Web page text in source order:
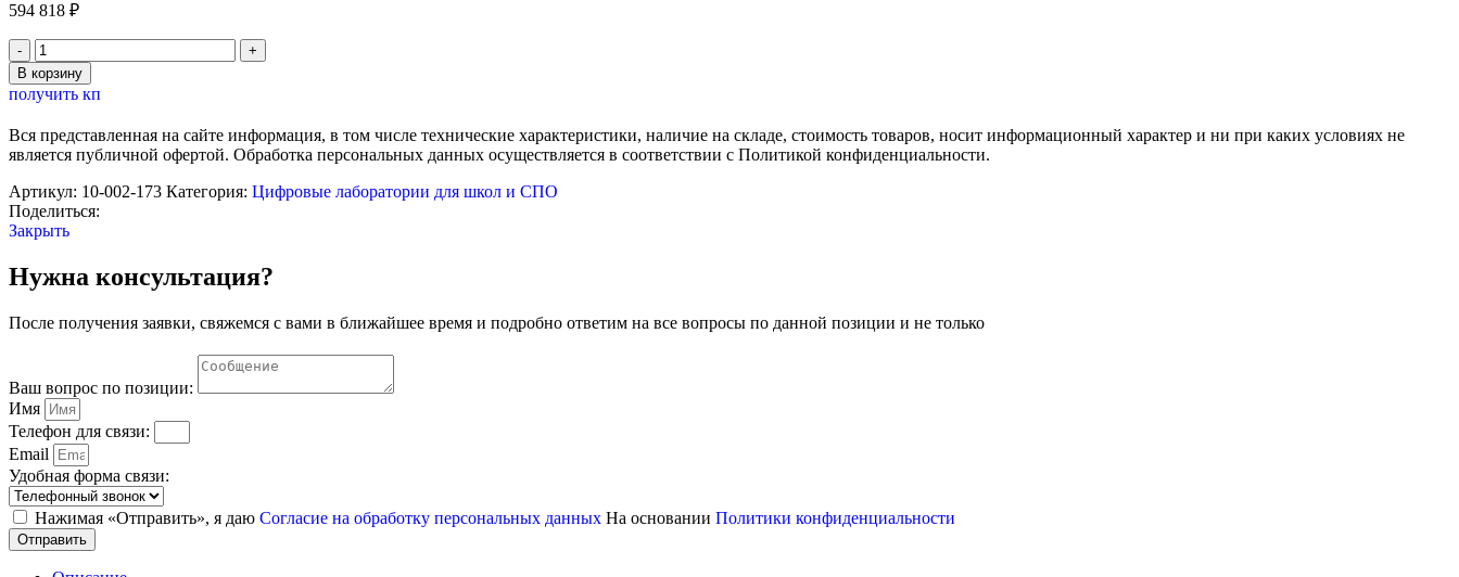
594 818 ₽
Количество
товара
Комплект
для
изучения
естественно-
научных
тем
по
предмету
мир"
В корзину
получить кп
Вся представленная на сайте информация, в том числе технические характеристики, наличие на складе, стоимость товаров, носит информационный характер и ни при каких условиях не
является публичной офертой. Обработка персональных данных осуществляется в соответствии с Политикой конфиденциальности.
Артикул: 10-002-173 Категория: Цифровые лаборатории для школ и СПО
Поделиться:
Закрыть
Нужна консультация?
После получения заявки, свяжемся с вами в ближайшее время и подробно ответим на все вопросы по данной позиции и не только
Ваш вопрос по позиции:
Имя
Телефон для связи:
Email
Удобная форма связи:
Нажимая «Отправить», я даю Согласие на обработку персональных данных На основании Политики конфиденциальности
Отправить